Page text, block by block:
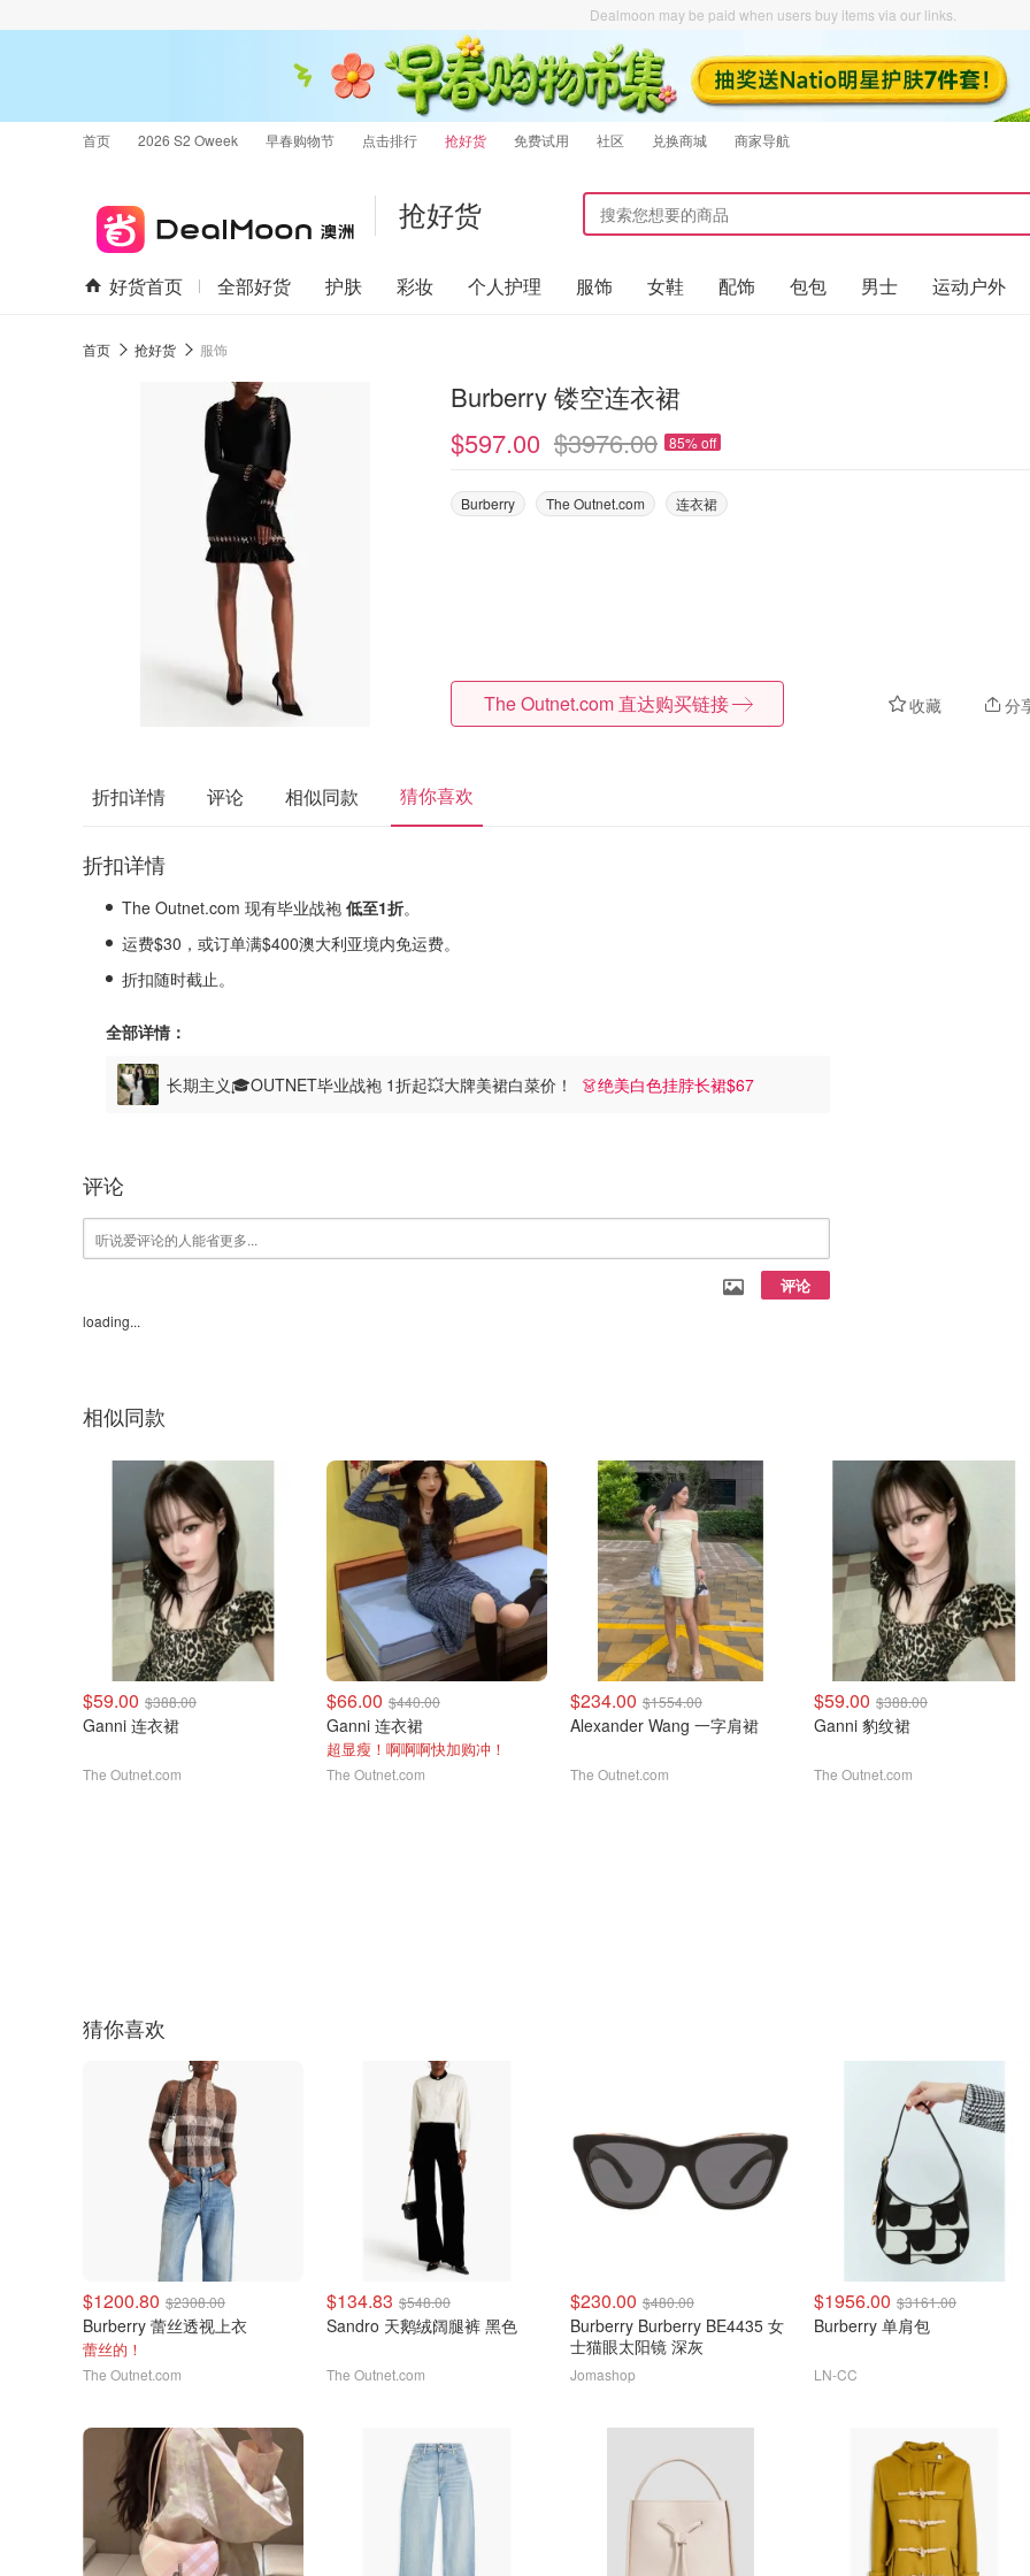
Dealmoon may be paid when users buy items via our links.
首页 2026 S2 Oweek 早春购物节 点击排行 抢好货 免费试用 社区 兑换商城 商家导航
抢好货
好货首页 全部好货 护肤 彩妆 个人护理 服饰 女鞋 配饰 包包 男士 运动户外
首页 抢好货 服饰
Burberry 镂空连衣裙
$597.00 $3976.00 85% off
Burberry The Outnet.com 连衣裙
收藏 分
The Outnet.com 直达购买链接
折扣详情 评论 相似同款 猜你喜欢
折扣详情
The Outnet.com 现有毕业战袍 低至1折。
运费$30，或订单满$400澳大利亚境内免运费。
折扣随时截止。
全部详情：
长期主义🎓OUTNET毕业战袍 1折起💥大牌美裙白菜价！ 👗绝美白色挂脖长裙$67
评论
评论
loading...
相似同款
$59.00 $388.00
Ganni 连衣裙
The Outnet.com
$66.00 $440.00
Ganni 连衣裙
超显瘦！啊啊啊快加购冲！
The Outnet.com
$234.00 $1554.00
Alexander Wang 一字肩裙
The Outnet.com
$59.00 $388.00
Ganni 豹纹裙
The Outnet.com
猜你喜欢
$1200.80 $2308.00
Burberry 蕾丝透视上衣
蕾丝的！
The Outnet.com
$134.83 $548.00
Sandro 天鹅绒阔腿裤 黑色
The Outnet.com
$230.00 $480.00
Burberry Burberry BE4435 女
士猫眼太阳镜 深灰
Jomashop
$1956.00 $3161.00
Burberry 单肩包
LN-CC